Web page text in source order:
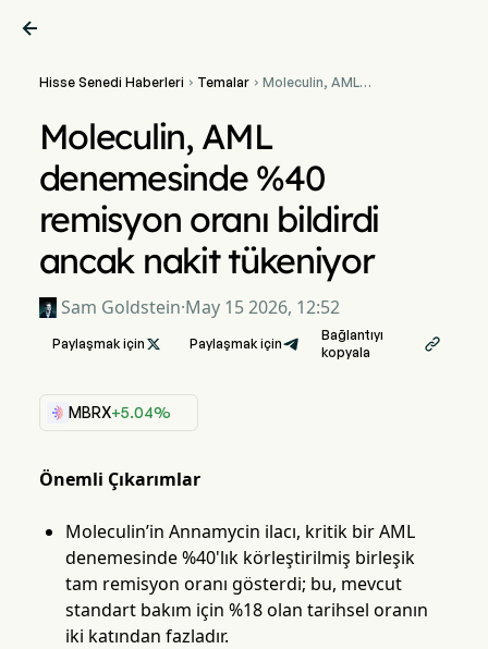

Hisse Senedi Haberleri  Temalar Moleculin, AML
Moleculin, AML
denemesinde %40
remisyon oranı bildirdi
ancak nakit tükeniyor
Sam Goldstein·May 15 2026, 12:52
Paylaşmak için  Paylaşmak için
Bağlantıyı
kopyala

MBRX+5.04%
Önemli Çıkarımlar
Moleculin’in Annamycin ilacı, kritik bir AML
denemesinde %40'lık körleştirilmiş birleşik
tam remisyon oranı gösterdi; bu, mevcut
standart bakım için %18 olan tarihsel oranın
iki katından fazladır.